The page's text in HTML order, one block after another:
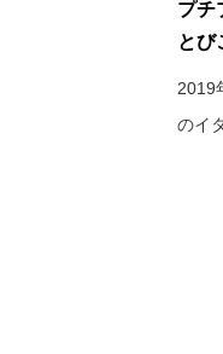
プチ
とび
2019
のイ